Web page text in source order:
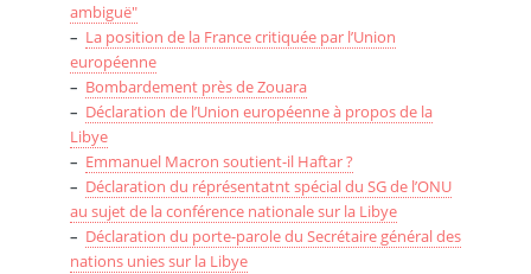
ambiguë"
– La position de la France critiquée par l’Union
européenne
– Bombardement près de Zouara
– Déclaration de l’Union européenne à propos de la
Libye
– Emmanuel Macron soutient-il Haftar ?
– Déclaration du réprésentatnt spécial du SG de l’ONU
au sujet de la conférence nationale sur la Libye
– Déclaration du porte-parole du Secrétaire général des
nations unies sur la Libye